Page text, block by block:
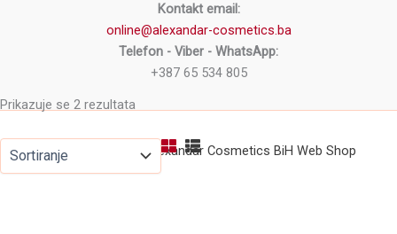
Prikazuje se 2 rezultata
Kontakt email:
online@alexandar-cosmetics.ba
Telefon - Viber - WhatsApp:
+387 65 534 805
Copyright © 2026 Alexandar Cosmetics BiH Web Shop